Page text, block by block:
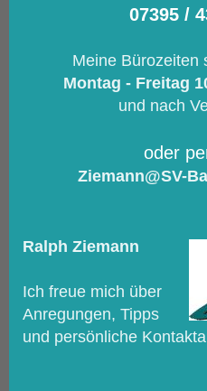
07395 /
Meine Bürozeiten
Montag - Freitag
und nach
oder
Ziemann@SV-
Ralph Ziemann
Ich freue mich über
Anregungen, Tipps
und persönliche